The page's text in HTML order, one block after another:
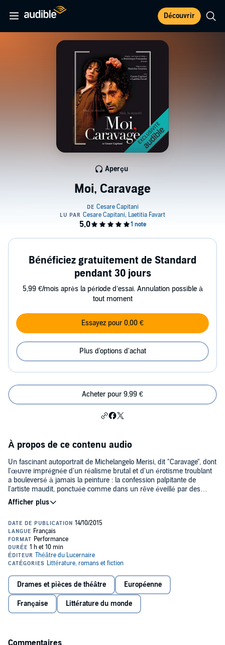
Découvrir
Moi, Caravage
Aperçu
Bénéficiez gratuitement de Standard
pendant 30 jours
5,99 €/mois après la période d’essai. Annulation possible à
tout moment
Essayez pour 0,00 €
Plus d'options d'achat
Acheter pour 9,99 €
À propos de ce contenu audio
Un fascinant autoportrait de Michelangelo Merisi, dit "Caravage", dont
l'œuvre imprégnée d'un réalisme brutal et d'un érotisme troublant
a bouleversé à jamais la peinture : la confession palpitante de
l'artiste maudit, ponctuée comme dans un rêve éveillé par des
chants a cappella (Monteverdi, Caccini et Grancini) interprétés par
Laetitia Favart.
>> Cet enregistrement original vous est proposé en exclusivité par
Audible et est uniquement disponible en téléchargement.©2012
Editions L'Harmattan (P)2012 Editions L'Harmattan
Drames et pièces de théâtre Européenne
Française Littérature du monde
Commentaires